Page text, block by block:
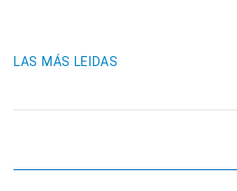
LAS MÁS LEIDAS